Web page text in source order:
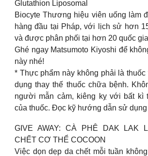
Glutathion Liposomal
Biocyte Thương hiệu viên uống làm
hàng đầu tại Pháp, với lịch sử hơn
và được phân phối tại hơn 20 quốc
Ghé ngay Matsumoto Kiyoshi để
này nhé!
* Thực phẩm này không phải là thuốc
dụng thay thế thuốc chữa bệnh.
người mẫn cảm, kiêng kỵ với bất kì
của thuốc. Đọc kỹ hướng dẫn sử
GIVE AWAY: CÀ PHÊ DAK LAK
CHẾT CƠ THỂ COCOON
Việc dọn dẹp da chết mỗi tuần